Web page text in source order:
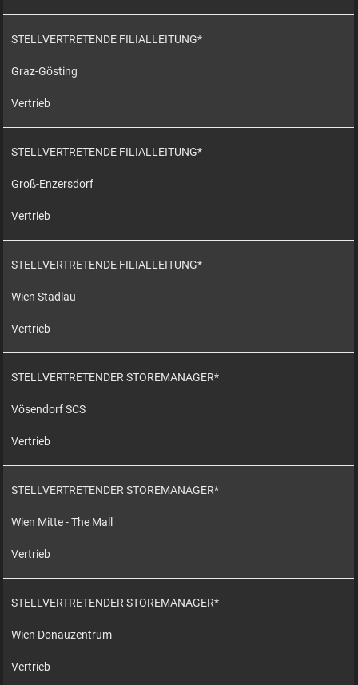
STELLVERTRETENDE FILIALLEITUNG*
Graz-Gösting
Vertrieb
STELLVERTRETENDE FILIALLEITUNG*
Groß-Enzersdorf
Vertrieb
STELLVERTRETENDE FILIALLEITUNG*
Wien Stadlau
Vertrieb
STELLVERTRETENDER STOREMANAGER*
Vösendorf SCS
Vertrieb
STELLVERTRETENDER STOREMANAGER*
Wien Mitte - The Mall
Vertrieb
STELLVERTRETENDER STOREMANAGER*
Wien Donauzentrum
Vertrieb